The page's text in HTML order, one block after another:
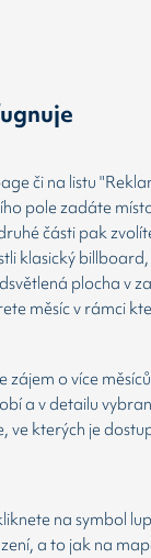
či na listu
pole zadáte
části pak
klasický
plocha v
měsíc v rámci
zájem o více
a v detailu
ve kterých je
na symbol
a to jak na